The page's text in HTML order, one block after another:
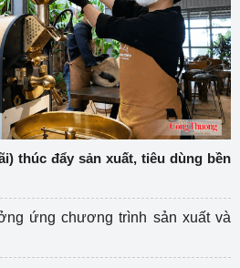
thúc đẩy sản xuất, tiêu dùng bền
ứng chương trình sản xuất và